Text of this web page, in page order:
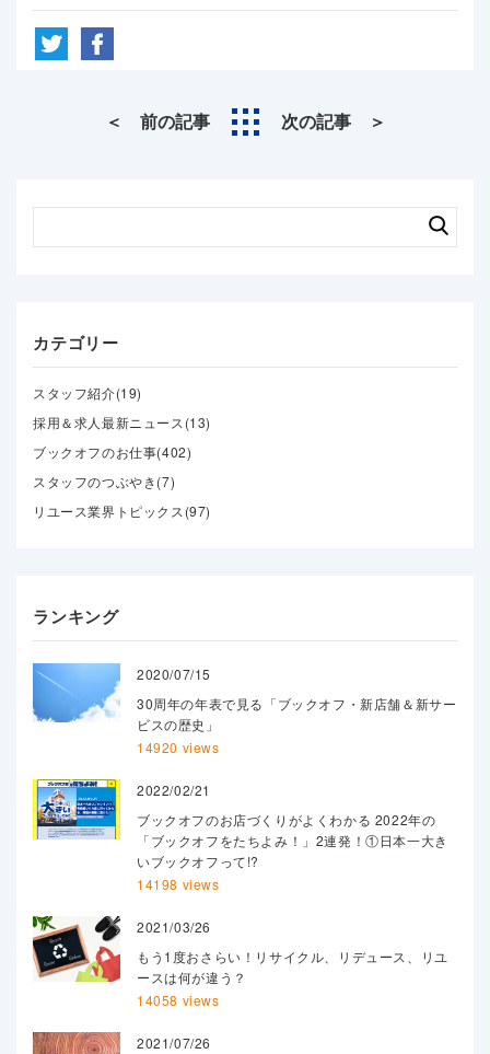
＜ 前の記事 次の記事 ＞
カテゴリー
スタッフ紹介(19)
採用＆求人最新ニュース(13)
ブックオフのお仕事(402)
スタッフのつぶやき(7)
リユース業界トピックス(97)
ランキング
2020/07/15
30周年の年表で見る「ブックオフ・新店舗＆新サー
ビスの歴史」
14920 views
2022/02/21
ブックオフのお店づくりがよくわかる 2022年の
「ブックオフをたちよみ！」2連発！①日本一大き
いブックオフって!?
14198 views
2021/03/26
もう1度おさらい！リサイクル、リデュース、リユ
ースは何が違う？
14058 views
2021/07/26